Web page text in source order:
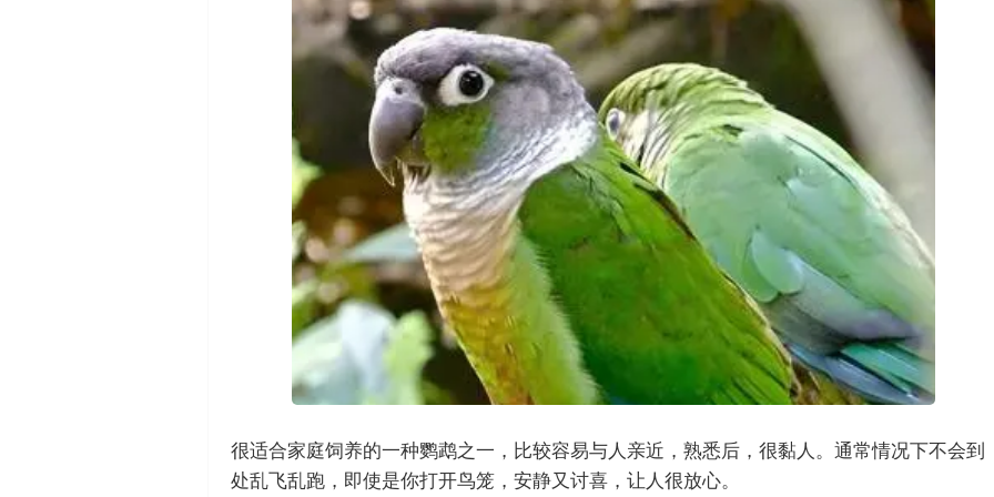
很适合家庭饲养的一种鹦鹉之一，比较容易与人亲近，熟悉后，很黏人。通常情况下不会到
处乱飞乱跑，即使是你打开鸟笼，安静又讨喜，让人很放心。